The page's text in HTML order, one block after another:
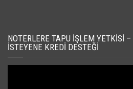
NOTERLERE TAPU İŞLEM YETKISI
İSTEYENE KREDI DESTEĞI